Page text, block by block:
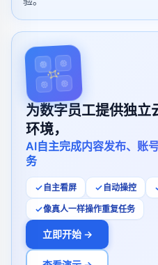
为数字员工提供独立
环境，
AI自主完成内容发布、账
务
自主看屏 自动操控
像真人一样操作重复任务
立即开始 →